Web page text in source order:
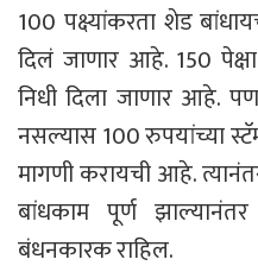
100 पक्ष्यांकरता शेड
दिलं जाणार आहे. 150
निधी दिला जाणार आहे.
नसल्यास 100 रुपयांच्या
मागणी करायची आहे.
बांधकाम पूर्ण
बंधनकारक राहिल.